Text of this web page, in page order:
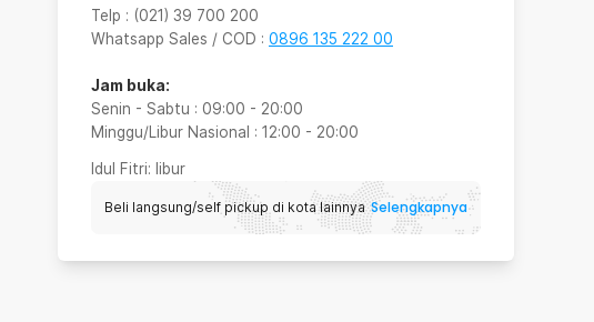
Telp : (021) 39 700 200
Whatsapp Sales / COD : 0896 135 222 00
Jam buka:
Senin - Sabtu : 09:00 - 20:00
Minggu/Libur Nasional : 12:00 - 20:00
Idul Fitri: libur
Beli langsung/self pickup di kota lainnya Selengkapnya